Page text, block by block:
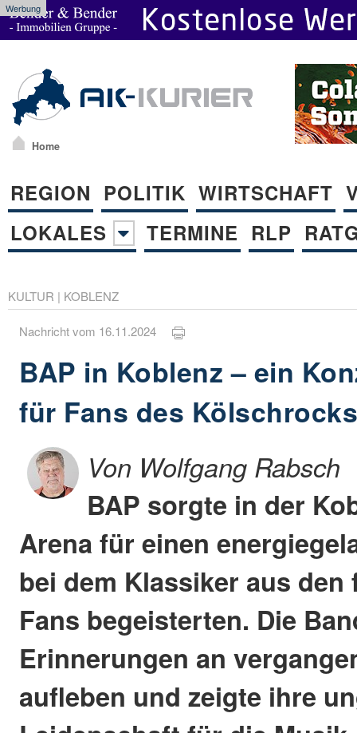
Werbung
Home
REGION POLITIK WIRTSCHAFT
LOKALES
TERMINE RLP
KULTUR | KOBLENZ
Nachricht vom 16.11.2024
BAP in Koblenz – ein
für Fans des
Von Wolfgang Rabsch
BAP sorgte in der
Arena für einen
bei dem Klassiker aus
Fans begeisterten. Die
Erinnerungen an
aufleben und zeigte ihre